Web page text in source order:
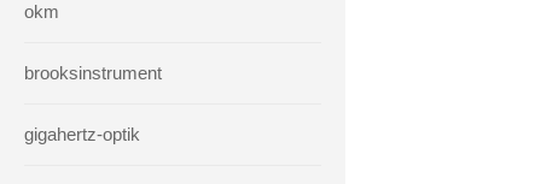
okm
brooksinstrument
gigahertz-optik